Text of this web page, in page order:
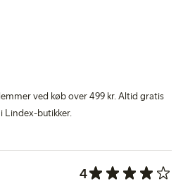
ved køb over 499 kr. Altid gratis
Lindex-butikker.
4